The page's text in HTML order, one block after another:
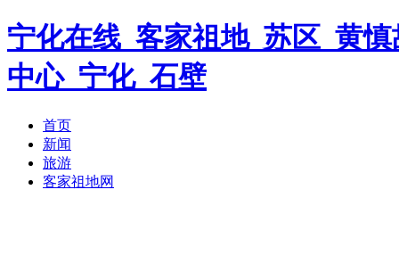
宁化在线_客家祖地_苏区_黄
中心_宁化_石壁
首页
新闻
旅游
客家祖地网